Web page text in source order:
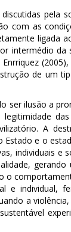
pela
com as
intermédio
de um
ser ilusão a
A
Estado e o
individuais
e
a